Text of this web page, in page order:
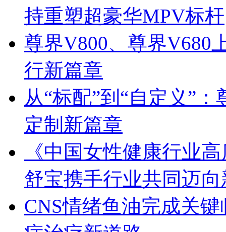
持重塑超豪华MPV标杆
尊界V800、尊界V680
行新篇章
从“标配”到“自定义”
定制新篇章
《中国女性健康行业
舒宝携手行业共同迈
CNS情绪鱼油完成关